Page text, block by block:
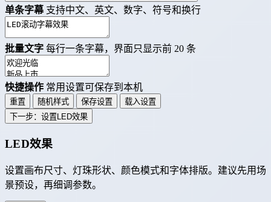
单条字幕 支持中文、英文、数字、符号和换行
批量文字 每行一条字幕，界面只显示前 20 条
快捷操作 常用设置可保存到本机
重置 随机样式 保存设置
载入设置
下一步：设置LED效果
LED效果
设置画布尺寸、灯珠形状、颜色模式和字体排版。建议先用场
景预设，再细调参数。